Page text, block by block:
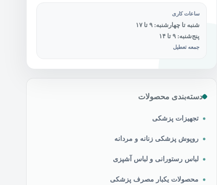
ساعات کاری
شنبه تا چهارشنبه: ۹ تا ۱۷
پنج‌شنبه: ۹ تا ۱۴
جمعه تعطیل
دسته‌بندی محصولات
تجهیزات پزشکی
روپوش پزشکی زنانه و مردانه
لباس رستورانی و لباس آشپزی
محصولات یکبار مصرف پزشکی